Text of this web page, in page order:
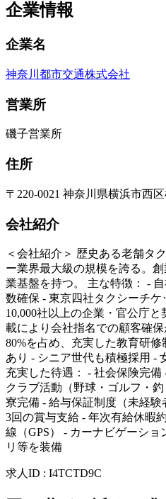
企業情報
企業名
神奈川都市交通株式会社
営業所
磯子営業所
住所
〒220-0021 神奈川県横浜市西区
会社紹介
＜会社紹介＞ 歴史ある老舗タ
ー業界最大級の規模を誇る。
業基盤を持つ。 主な特徴： -
数確保 - 東京四社タクシーチケ
10,000社以上の企業・官公庁
載により会社指名での顧客確
80%を占め、充実した教育研
あり - シニア世代も積極採用 -
充実した待遇： - 社会保険完
クラブ活動（野球・ゴルフ・
寮完備 - 給与保証制度（未経
3回の賞与支給 - 年次有給休暇
線（GPS） - カーナビゲーシ
リ等を装備
求人ID : I4TCTD9C